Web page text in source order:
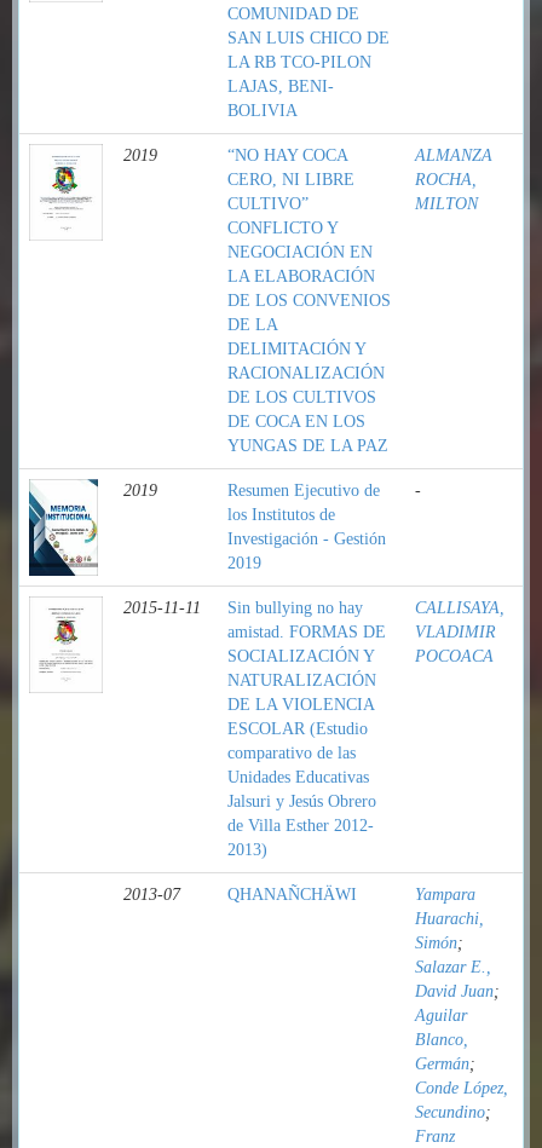
COMUNIDAD DE
SAN LUIS CHICO DE
LA RB TCO-PILON
LAJAS, BENI-
BOLIVIA
2019
“NO HAY COCA
CERO, NI LIBRE
CULTIVO”
CONFLICTO Y
NEGOCIACIÓN EN
LA ELABORACIÓN
DE LOS CONVENIOS
DE LA
DELIMITACIÓN Y
RACIONALIZACIÓN
DE LOS CULTIVOS
DE COCA EN LOS
YUNGAS DE LA PAZ
ALMANZA
ROCHA,
MILTON
2019
Resumen Ejecutivo de
los Institutos de
Investigación - Gestión
2019
-
2015-11-11
Sin bullying no hay
amistad. FORMAS DE
SOCIALIZACIÓN Y
NATURALIZACIÓN
DE LA VIOLENCIA
ESCOLAR (Estudio
comparativo de las
Unidades Educativas
Jalsuri y Jesús Obrero
de Villa Esther 2012-
2013)
CALLISAYA,
VLADIMIR
POCOACA
2013-07 QHANAÑCHÄWI
Yampara
Huarachi,
Simón;
Salazar E.,
David Juan;
Aguilar
Blanco,
Germán;
Conde López,
Secundino;
Franz